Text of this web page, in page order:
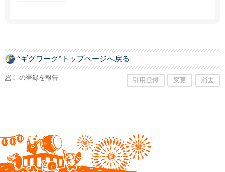
“ギグワーク”トップページへ戻る
この登録を報告 引用登録 変更 消去